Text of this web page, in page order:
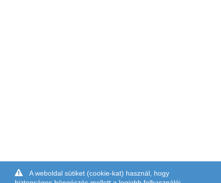
A weboldal sütiket (cookie-kat) használ, hogy